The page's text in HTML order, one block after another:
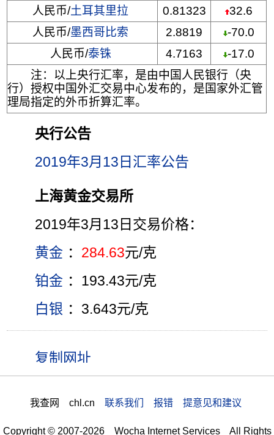
人民币/土耳其里拉 0.81323
32.6
人民币/墨西哥比索 2.8819
-70.0
人民币/泰铢 4.7163
-17.0
注：以上央行汇率，是由中国人民银行（央
行）授权中国外汇交易中心发布的，是国家外汇管
理局指定的外币折算汇率。
央行公告
2019年3月13日汇率公告
上海黄金交易所
2019年3月13日交易价格：
黄金 ： 284.63元/克
铂金 ：193.43元/克
白银 ：3.643元/克
我查网 chl.cn 联系我们 报错 提意见和建议
Copyright © 2007-2026 Wocha Internet Services All Rights